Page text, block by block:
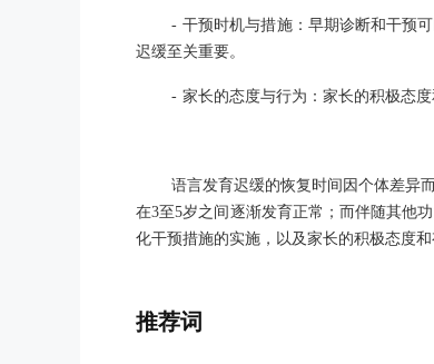
- 干预时机与措施：早期诊断和干预
迟缓至关重要。
- 家长的态度与行为：家长的积极态
语言发育迟缓的恢复时间因个体差异
在3至5岁之间逐渐发育正常；而伴随其他
化干预措施的实施，以及家长的积极态度和
推荐词